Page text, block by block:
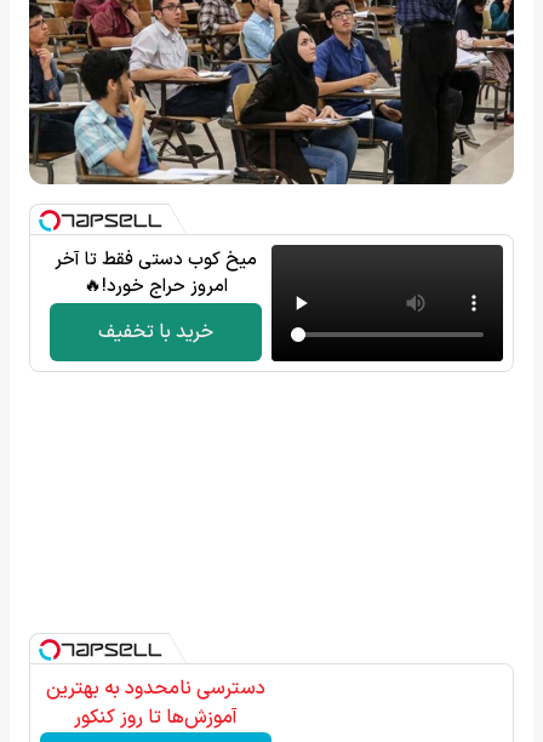
میخ کوب دستی فقط تا آخر
امروز حراج خورد!🔥
خرید با تخفیف
دسترسی نامحدود به بهترین
آموزش‌ها تا روز کنکور